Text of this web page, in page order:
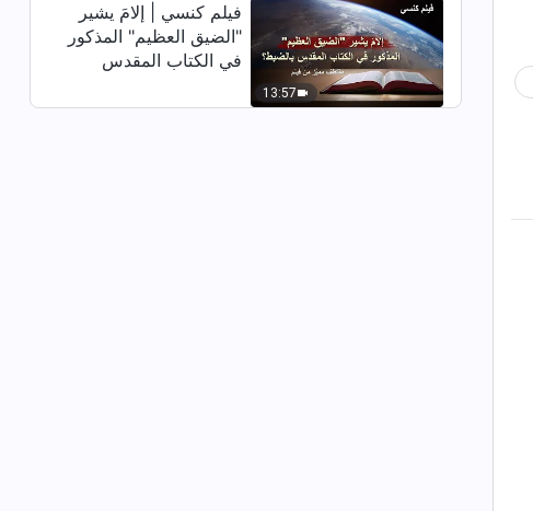
13:57
فيلم كنسي | إلامَ يشير
"الضيق العظيم" المذكور
في الكتاب المقدس
من فيلم)